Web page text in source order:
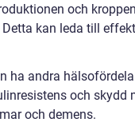
och
kan leda till
ha andra
och skydd
och demens.